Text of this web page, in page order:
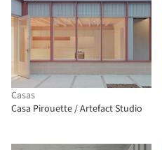
Casas
Casa Pirouette / Artefact Studio